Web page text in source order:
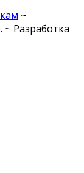
~
Разработка